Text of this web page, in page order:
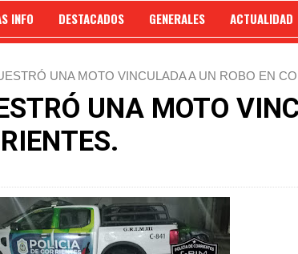
INFO DESTACADOS GENERALES ACTUALIDAD
UNA MOTO VINCULADA A UN ROBO EN
UNA MOTO